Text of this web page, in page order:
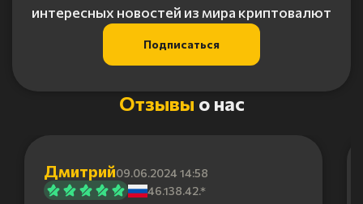
интересных новостей из мира криптовалют
Подписаться
Отзывы о нас
Дмитрий09.06.2024 14:58
46.138.42.*